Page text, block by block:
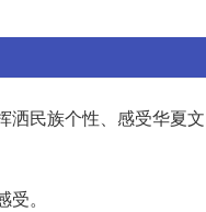
洒民族个性、感受华夏文
。